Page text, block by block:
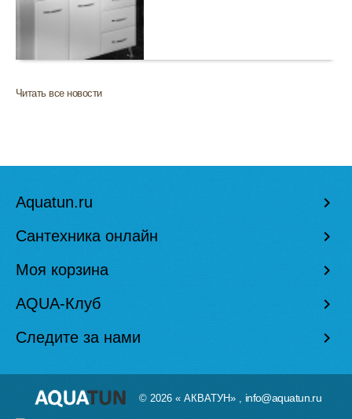
Читать все новости
Aquatun.ru keyboard_arrow_right
Сантехника онлайн keyboard_arrow_right
Моя корзина keyboard_arrow_right
AQUA-Клуб keyboard_arrow_right
Следите за нами keyboard_arrow_right
© 2026 « АКВАТУН» , info@aquatun.ru